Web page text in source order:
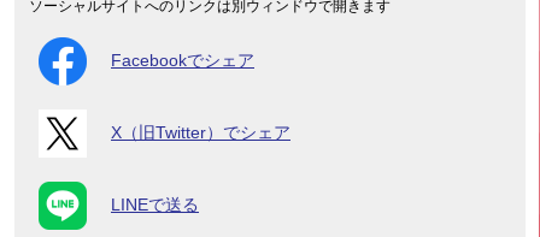
ソーシャルサイトへのリンクは別ウィンドウで開きます
Facebookでシェア
X（旧Twitter）でシェア
LINEで送る